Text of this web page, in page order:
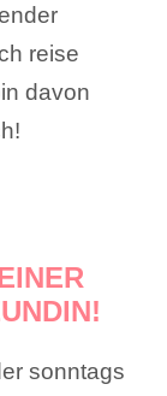
reise
davon
sonntags